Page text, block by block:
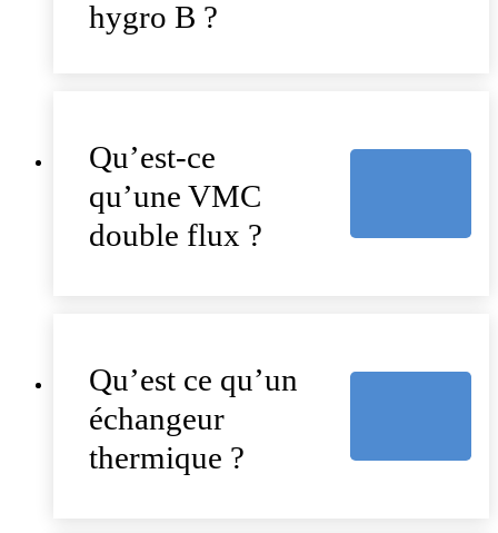
hygro B ?
Qu’est-ce
qu’une VMC
double flux ?
Qu’est ce qu’un
échangeur
thermique ?